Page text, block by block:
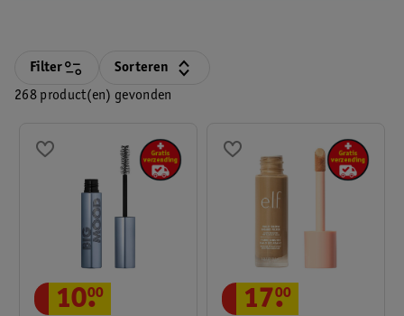
268 product(en) gevonden
Filter Sorteren
10.
00 17.
00